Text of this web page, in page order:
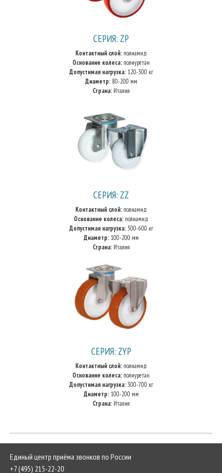
СЕРИЯ: ZP
Контактный слой: полиамид
Основание колеса: полиуретан
Допустимая нагрузка:120-300 кг
Диаметр:80-200 мм
Страна:Италия
СЕРИЯ: ZZ
Контактный слой: полиамид
Основание колеса: полиамид
Допустимая нагрузка:300-600 кг
Диаметр:100-200 мм
Страна:Италия
СЕРИЯ: ZYP
Контактный слой: полиамид
Основание колеса: полиуретан
Допустимая нагрузка:300-700 кг
Диаметр:100-200 мм
Страна:Италия
Единый центр приёма звонков по России
+7 (495) 215-22-20